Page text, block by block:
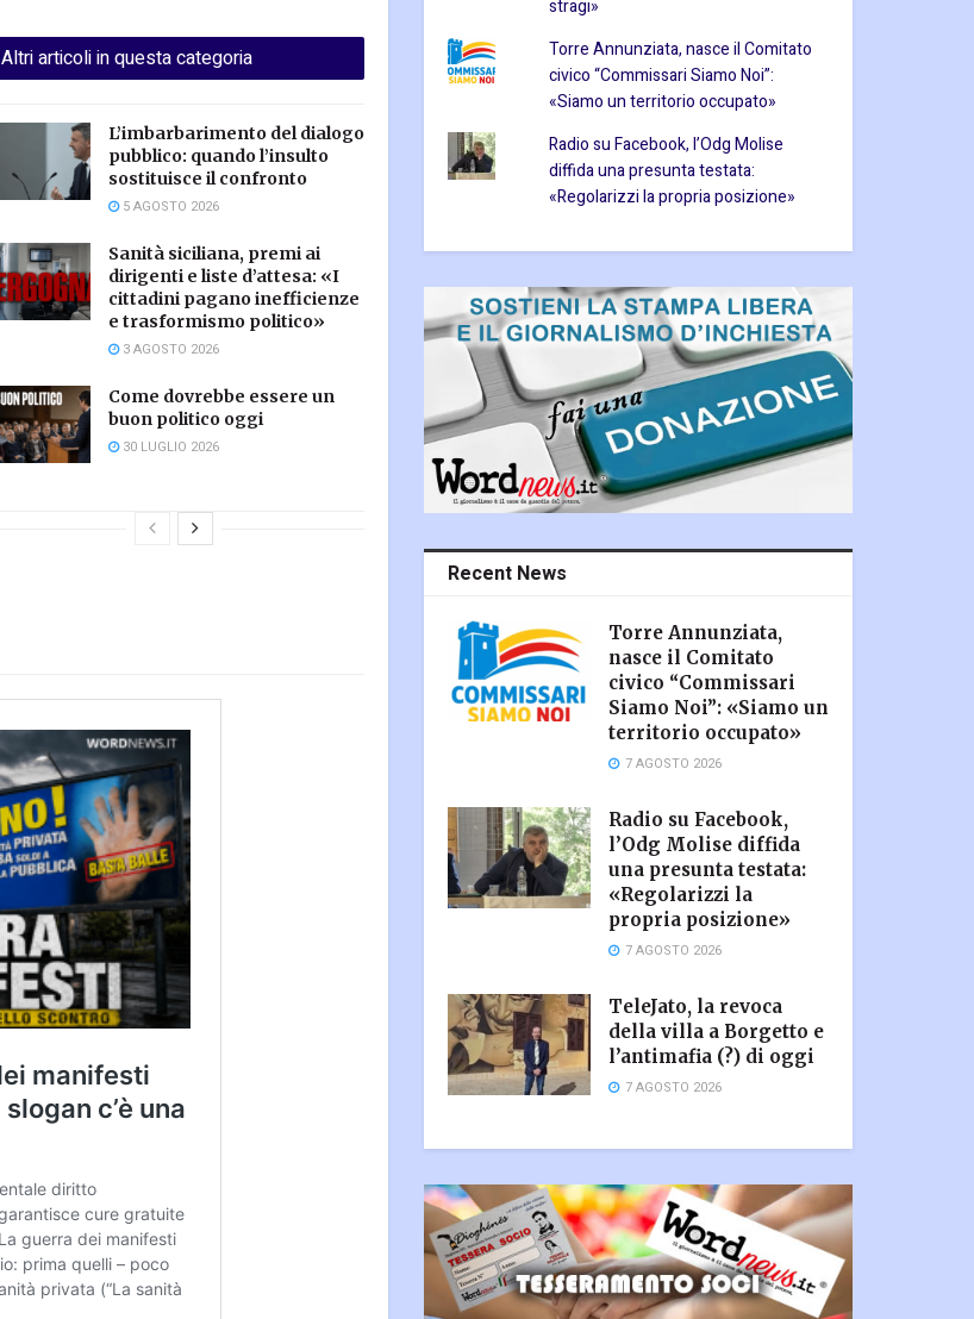
Altri articoli in questa categoria
L’imbarbarimento del dialogo
pubblico: quando l’insulto
sostituisce il confronto
5 AGOSTO 2026
Sanità siciliana, premi ai
dirigenti e liste d’attesa: «I
cittadini pagano inefficienze
e trasformismo politico»
3 AGOSTO 2026
Come dovrebbe essere un
buon politico oggi
30 LUGLIO 2026
stragi»
Torre Annunziata, nasce il Comitato
civico “Commissari Siamo Noi”:
«Siamo un territorio occupato»
Radio su Facebook, l’Odg Molise
diffida una presunta testata:
«Regolarizzi la propria posizione»
Recent News
Torre Annunziata,
nasce il Comitato
civico “Commissari
Siamo Noi”: «Siamo un
territorio occupato»
7 AGOSTO 2026
Radio su Facebook,
l’Odg Molise diffida
una presunta testata:
«Regolarizzi la
propria posizione»
7 AGOSTO 2026
TeleJato, la revoca
della villa a Borgetto e
l’antimafia (?) di oggi
7 AGOSTO 2026